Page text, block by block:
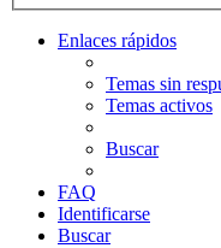
Enlaces rápidos
Temas sin
Temas activos
Buscar
FAQ
Identificarse
Buscar